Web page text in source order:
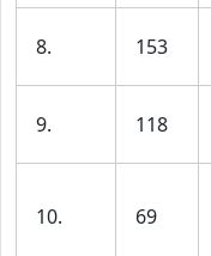
8. 153
9. 118
10. 69